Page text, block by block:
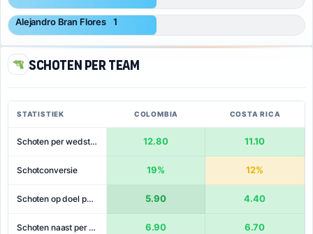
Alejandro Bran Flores 1
Schoten per team
STATISTIEK COLOMBIA COSTA RICA
Schoten per wedstrijd 12.80 11.10
Schotconversie 19% 12%
Schoten op doel per wedstrijd 5.90 4.40
Schoten naast per wedstrijd 6.90 6.70